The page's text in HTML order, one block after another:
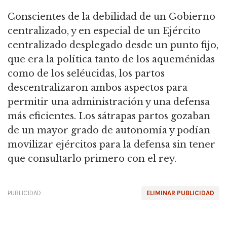
Conscientes de la debilidad de un Gobierno
centralizado, y en especial de un Ejército
centralizado desplegado desde un punto fijo,
que era la política tanto de los aqueménidas
como de los seléucidas, los partos
descentralizaron ambos aspectos para
permitir una administración y una defensa
más eficientes. Los sátrapas partos gozaban
de un mayor grado de autonomía y podían
movilizar ejércitos para la defensa sin tener
que consultarlo primero con el rey.
ELIMINAR PUBLICIDAD
PUBLICIDAD